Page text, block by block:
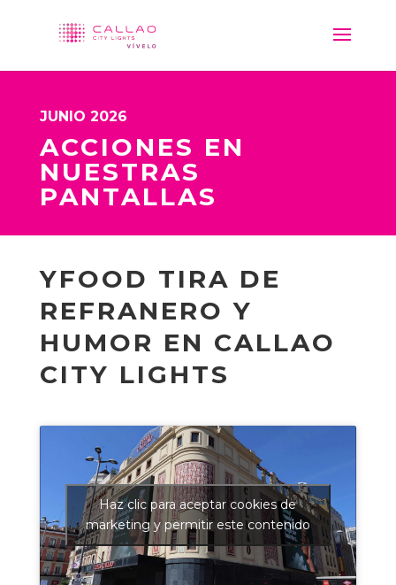
JUNIO 2026
ACCIONES EN
NUESTRAS
PANTALLAS
YFOOD TIRA DE
REFRANERO Y
HUMOR EN CALLAO
CITY LIGHTS
Haz clic para aceptar cookies de
marketing y permitir este contenido